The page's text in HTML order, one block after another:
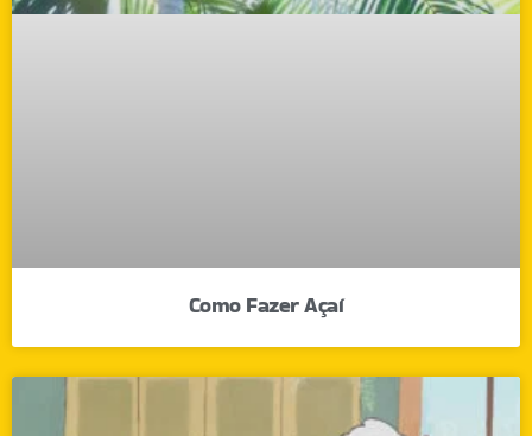
Como Fazer Açaí